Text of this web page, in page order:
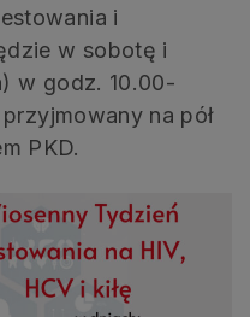
i
w sobotę i
w godz. 10.00-
na pół
PKD.